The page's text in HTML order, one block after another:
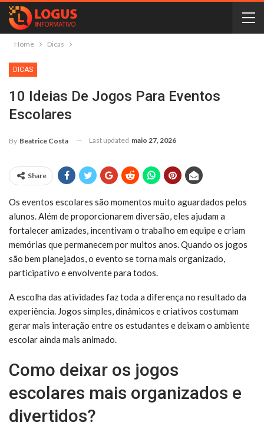
Home Dicas
DICAS
10 Ideias De Jogos Para Eventos
Escolares
By Beatrice Costa Last updated maio 27, 2026
Share
Os eventos escolares são momentos muito aguardados pelos
alunos. Além de proporcionarem diversão, eles ajudam a
fortalecer amizades, incentivam o trabalho em equipe e criam
memórias que permanecem por muitos anos. Quando os jogos
são bem planejados, o evento se torna mais organizado,
participativo e envolvente para todos.
A escolha das atividades faz toda a diferença no resultado da
experiência. Jogos simples, dinâmicos e criativos costumam
gerar mais interação entre os estudantes e deixam o ambiente
escolar ainda mais animado.
Como deixar os jogos
escolares mais organizados e
divertidos?